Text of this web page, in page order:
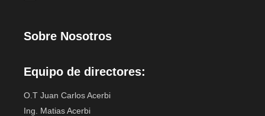
Sobre Nosotros
Equipo de directores:
O.T Juan Carlos Acerbi
Ing. Matias Acerbi